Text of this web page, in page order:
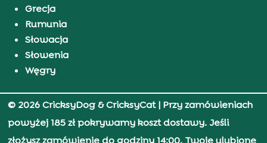
Grecja
Rumunia
Słowacja
Słowenia
Węgry
© 2026 CricksyDog & CricksyCat| Przy zamówieniach
powyżej 185 zł pokrywamy koszt dostawy. Jeśli
złożysz zamówienie do godziny 14:00, Twoje ulubione